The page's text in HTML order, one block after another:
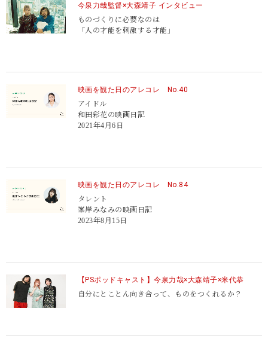
今泉力哉監督×大森靖子 インタビュー
ものづくりに必要なのは
「人の才能を刺激する才能」
映画を観た日のアレコレ No.40
アイドル
和田彩花の映画日記
2021年4月6日
映画を観た日のアレコレ No.84
タレント
峯岸みなみの映画日記
2023年8月15日
【PSポッドキャスト】今泉⼒哉×⼤森靖⼦×⽶代恭
自分にとことん向き合って、ものをつくれるか？